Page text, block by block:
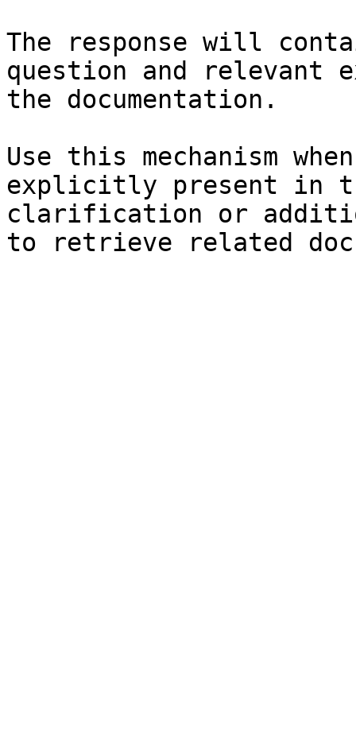
The response will
question and relevant
the documentation.
Use this mechanism
explicitly present in
clarification or